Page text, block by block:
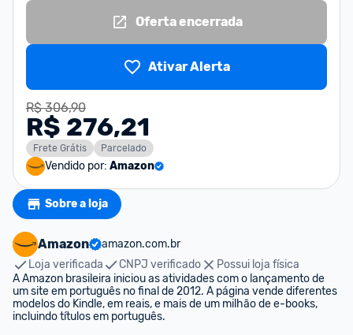
Oferta encerrada
Ativar Alerta
R$ 306,90
R$ 276,21
Frete Grátis Parcelado
Vendido por: Amazon
Sobre a loja
Amazon
amazon.com.br
Loja verificada
CNPJ verificado
Possui loja física
A Amazon brasileira iniciou as atividades com o lançamento de
um site em português no final de 2012. A página vende diferentes
modelos do Kindle, em reais, e mais de um milhão de e-books,
incluindo títulos em português.